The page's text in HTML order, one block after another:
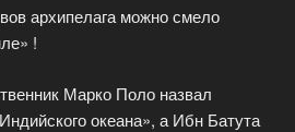
архипелага можно смело
!
Марко Поло назвал
океана», а Ибн Батута